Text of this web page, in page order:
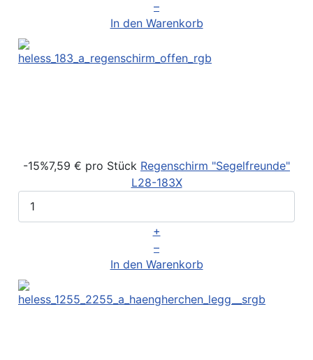
–
In den Warenkorb
-15%7,59 € pro Stück Regenschirm "Segelfreunde"
L28-183X
+
–
In den Warenkorb